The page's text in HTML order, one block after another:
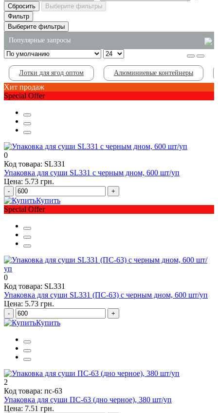
Сбросить
Выберите фильтры
Фильтр
Выберите фильтры
Популярные запросы
интернет магазин хозяйственных товаров
одноразовые вилки ложки
купить мыло 5 литров
одноразовые стаканы оптом цена
лотки для ягод купить
Лотки для ягод оптом Алюминиевые контейнеры
Хит продаж
Special Offer
0
Код товара: SL331
Упаковка для суши SL331 с черным дном, 600 шт/уп
Цена: 5.73 грн.
- +
Купить
Special Offer
0
Код товара: SL331
Упаковка для суши SL331 (ПС-63) с черным дном, 600 шт/уп
Цена: 5.73 грн.
- +
Купить
2
Код товара: пс-63
Упаковка для суши ПС-63 (дно черное), 380 шт/уп
Цена: 7.51 грн.